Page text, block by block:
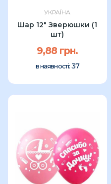
УКРАЇНА
Шар 12" Зверюшки (1
шт)
9,88 грн.
в наявності: 37